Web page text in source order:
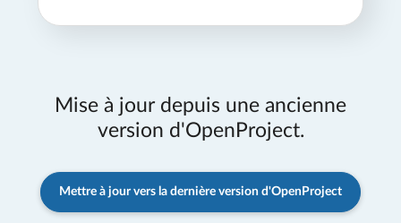
Mise à jour depuis une ancienne
version d'OpenProject.
Mettre à jour vers la dernière version d'OpenProject